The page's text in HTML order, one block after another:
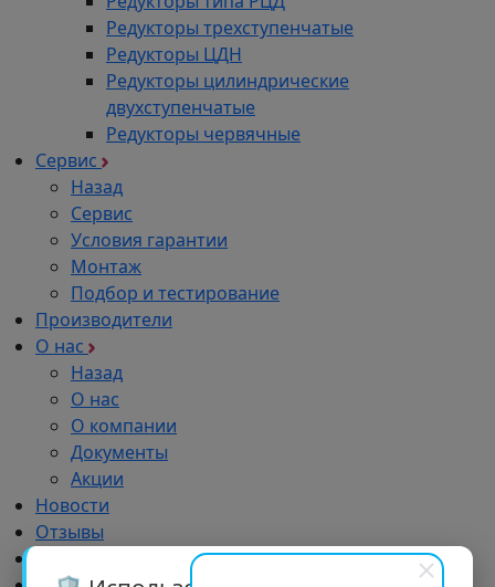
Редукторы трехступенчатые
Редукторы ЦДН
Редукторы цилиндрические
двухступенчатые
Редукторы червячные
Сервис
Назад
Сервис
Условия гарантии
Монтаж
Подбор и тестирование
Производители
О нас
Назад
О нас
О компании
Документы
Акции
Новости
Отзывы
Импортозамещение